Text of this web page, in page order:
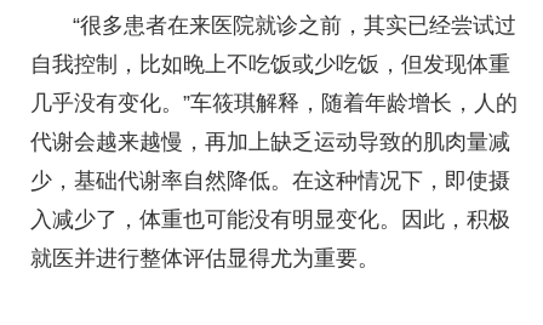
“很多患者在来医院就诊之前，其实已经尝试过
自我控制，比如晚上不吃饭或少吃饭，但发现体重
几乎没有变化。”车筱琪解释，随着年龄增长，人的
代谢会越来越慢，再加上缺乏运动导致的肌肉量减
少，基础代谢率自然降低。在这种情况下，即使摄
入减少了，体重也可能没有明显变化。因此，积极
就医并进行整体评估显得尤为重要。